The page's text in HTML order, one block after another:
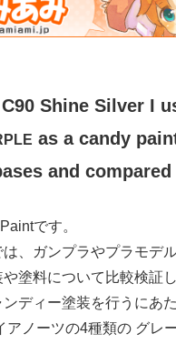
Shine Silver I
as a candy
and compared
です。
は、ガンプラやプラモデ
塗料について比較検証し
ディー塗装を行うにあ
アノーツの4種類の グレ